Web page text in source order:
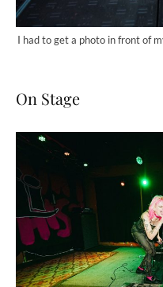
I had to get a photo in front of
On Stage